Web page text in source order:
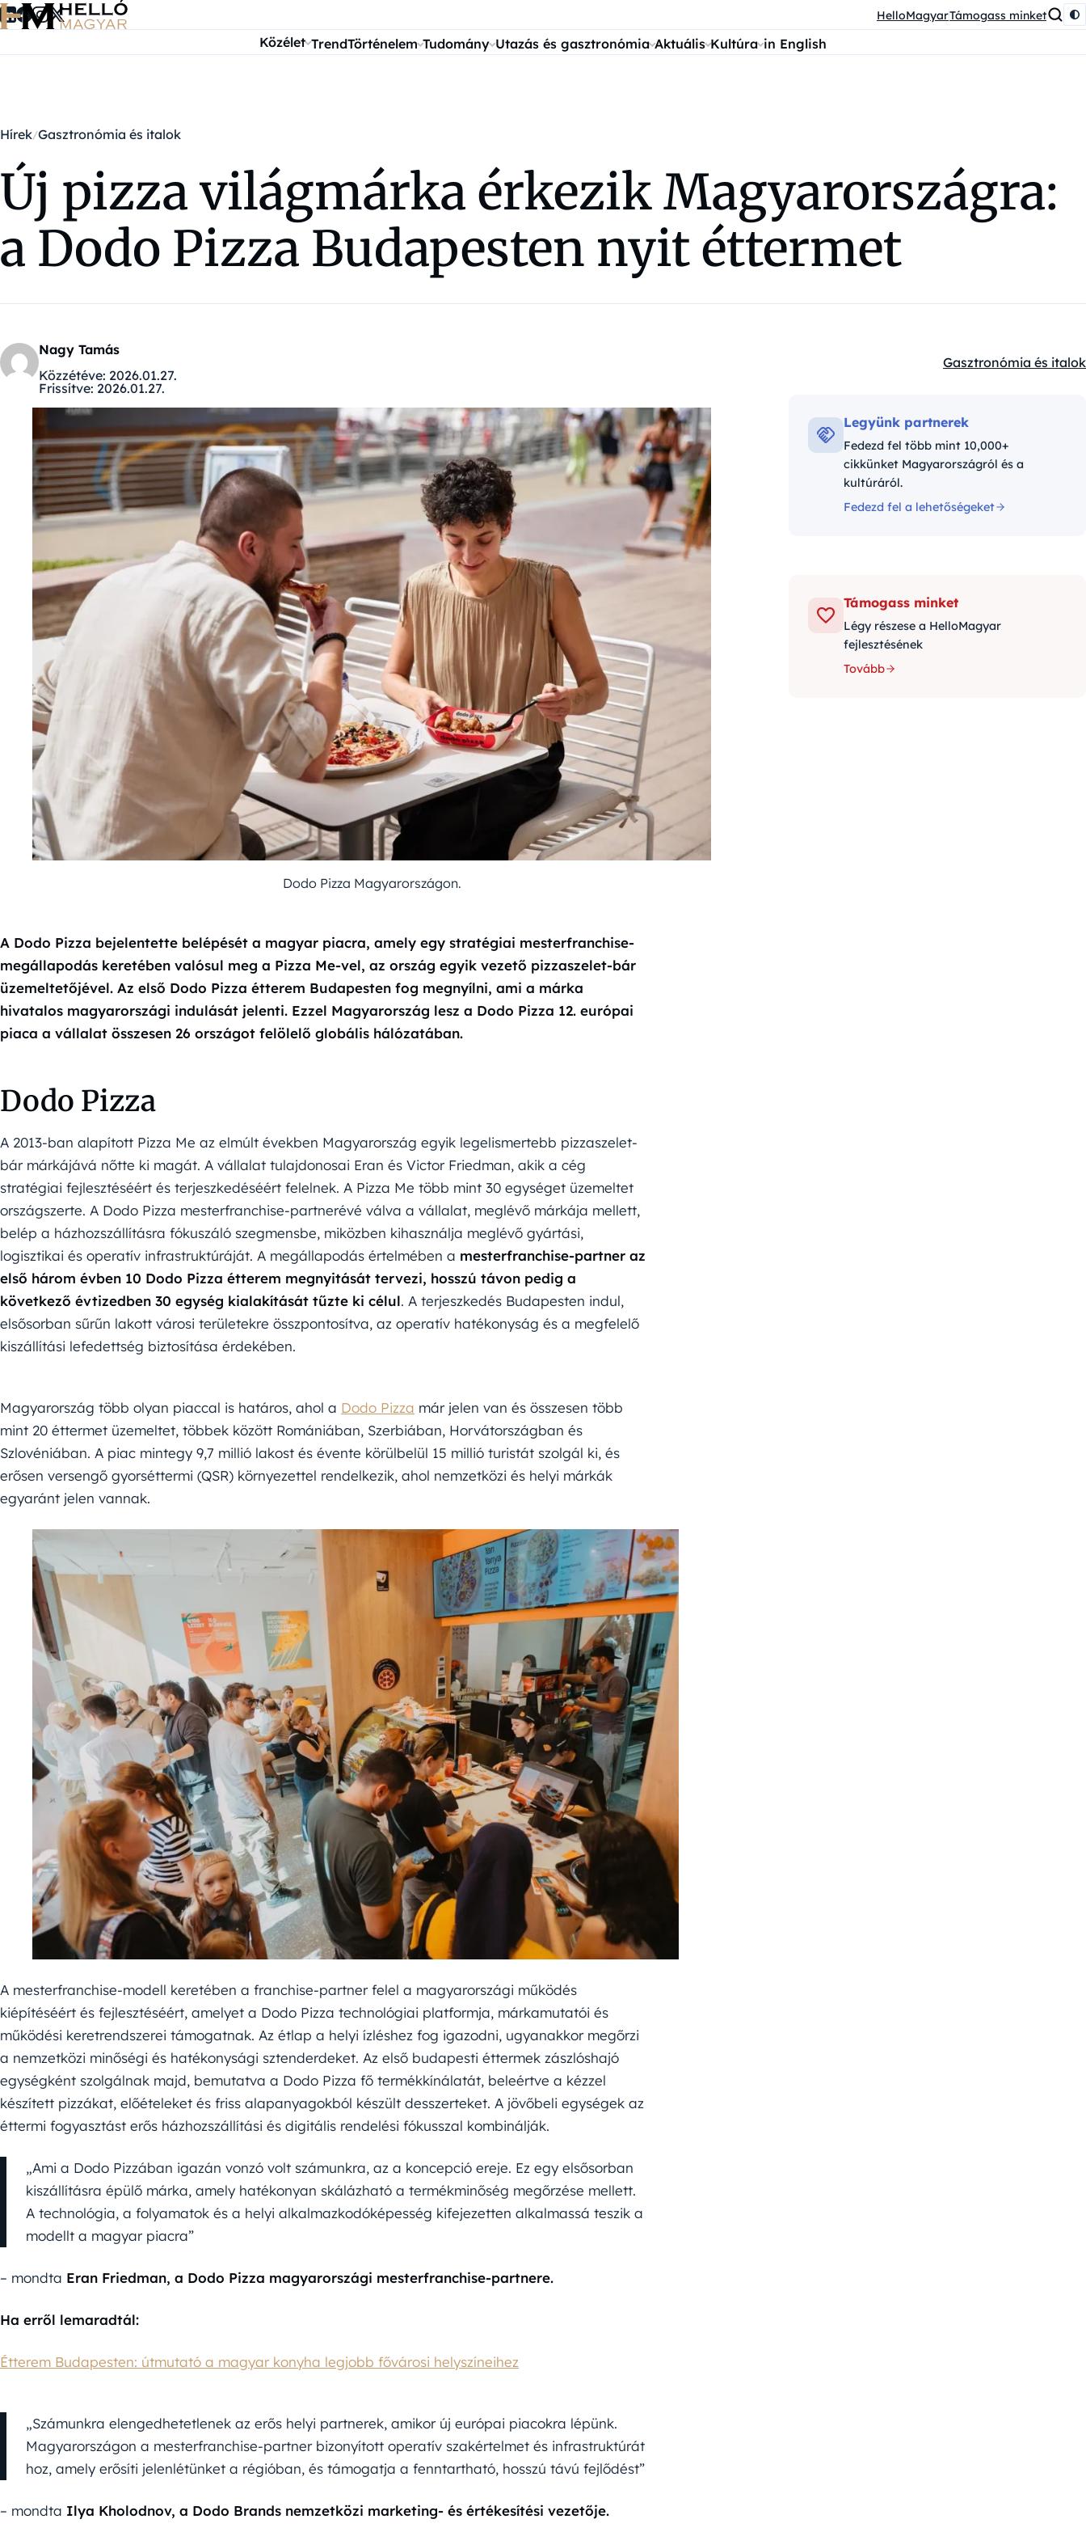
Ugrás a tartalomra HelloMagyarTámogass minket
Közélet TrendTörténelem Tudomány Utazás és gasztronómia Aktuális Kultúra in English
Hírek Gasztronómia és italok
Új pizza világmárka érkezik Magyarországra:
a Dodo Pizza Budapesten nyit éttermet
Nagy Tamás
Közzétéve: 2026.01.27.
Frissítve: 2026.01.27.
Kategóriák:
Gasztronómia és italok
Dodo Pizza Magyarországon.
A Dodo Pizza bejelentette belépését a magyar piacra, amely egy stratégiai mesterfranchise-
megállapodás keretében valósul meg a Pizza Me-vel, az ország egyik vezető pizzaszelet-bár
üzemeltetőjével. Az első Dodo Pizza étterem Budapesten fog megnyílni, ami a márka
hivatalos magyarországi indulását jelenti. Ezzel Magyarország lesz a Dodo Pizza 12. európai
piaca a vállalat összesen 26 országot felölelő globális hálózatában.
Dodo Pizza
A 2013-ban alapított Pizza Me az elmúlt években Magyarország egyik legelismertebb pizzaszelet-
bár márkájává nőtte ki magát. A vállalat tulajdonosai Eran és Victor Friedman, akik a cég
stratégiai fejlesztéséért és terjeszkedéséért felelnek. A Pizza Me több mint 30 egységet üzemeltet
országszerte. A Dodo Pizza mesterfranchise-partnerévé válva a vállalat, meglévő márkája mellett,
belép a házhozszállításra fókuszáló szegmensbe, miközben kihasználja meglévő gyártási,
logisztikai és operatív infrastruktúráját. A megállapodás értelmében a mesterfranchise-partner az
első három évben 10 Dodo Pizza étterem megnyitását tervezi, hosszú távon pedig a
következő évtizedben 30 egység kialakítását tűzte ki célul. A terjeszkedés Budapesten indul,
elsősorban sűrűn lakott városi területekre összpontosítva, az operatív hatékonyság és a megfelelő
kiszállítási lefedettség biztosítása érdekében.
Magyarország több olyan piaccal is határos, ahol a Dodo Pizza már jelen van és összesen több
mint 20 éttermet üzemeltet, többek között Romániában, Szerbiában, Horvátországban és
Szlovéniában. A piac mintegy 9,7 millió lakost és évente körülbelül 15 millió turistát szolgál ki, és
erősen versengő gyorséttermi (QSR) környezettel rendelkezik, ahol nemzetközi és helyi márkák
egyaránt jelen vannak.
A mesterfranchise-modell keretében a franchise-partner felel a magyarországi működés
kiépítéséért és fejlesztéséért, amelyet a Dodo Pizza technológiai platformja, márkamutatói és
működési keretrendszerei támogatnak. Az étlap a helyi ízléshez fog igazodni, ugyanakkor megőrzi
a nemzetközi minőségi és hatékonysági sztenderdeket. Az első budapesti éttermek zászlóshajó
egységként szolgálnak majd, bemutatva a Dodo Pizza fő termékkínálatát, beleértve a kézzel
készített pizzákat, előételeket és friss alapanyagokból készült desszerteket. A jövőbeli egységek az
éttermi fogyasztást erős házhozszállítási és digitális rendelési fókusszal kombinálják.
„Ami a Dodo Pizzában igazán vonzó volt számunkra, az a koncepció ereje. Ez egy elsősorban
kiszállításra épülő márka, amely hatékonyan skálázható a termékminőség megőrzése mellett.
A technológia, a folyamatok és a helyi alkalmazkodóképesség kifejezetten alkalmassá teszik a
modellt a magyar piacra”
– mondta Eran Friedman, a Dodo Pizza magyarországi mesterfranchise-partnere.
Ha erről lemaradtál:
Étterem Budapesten: útmutató a magyar konyha legjobb fővárosi helyszíneihez
„Számunkra elengedhetetlenek az erős helyi partnerek, amikor új európai piacokra lépünk.
Magyarországon a mesterfranchise-partner bizonyított operatív szakértelmet és infrastruktúrát
hoz, amely erősíti jelenlétünket a régióban, és támogatja a fenntartható, hosszú távú fejlődést”
– mondta Ilya Kholodnov, a Dodo Brands nemzetközi marketing- és értékesítési vezetője.
Legyünk partnerek
Fedezd fel több mint 10,000+
cikkünket Magyarországról és a
kultúráról.
Fedezd fel a lehetőségeket
Támogass minket
Légy részese a HelloMagyar
fejlesztésének
Tovább